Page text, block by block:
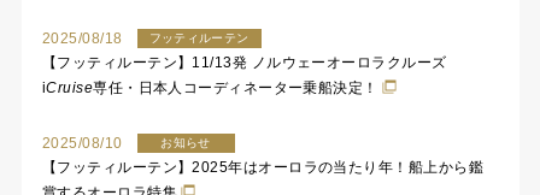
2025/08/18 フッティルーテン
【フッティルーテン】11/13発 ノルウェーオーロラクルーズ
iCruise専任・日本人コーディネーター乗船決定！
2025/08/10 お知らせ
【フッティルーテン】2025年はオーロラの当たり年！船上から鑑